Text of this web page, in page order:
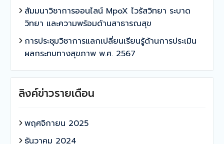
สัมมนาวิชาการออนไลน์ MpoX ไวรัสวิทยา ระบาด
วิทยา และความพร้อมด้านสาธารณสุข
การประชุมวิชาการแลกเปลี่ยนเรียนรู้ด้านการประเมิน
ผลกระทบทางสุขภาพ พ.ศ. 2567
ลิงค์ข่าวรายเดือน
พฤศจิกายน 2025
ธันวาคม 2024